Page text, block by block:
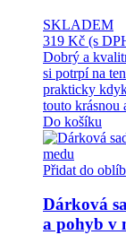
SKLADEM
319 Kč (s
Dobrý a
si potrpí na
prakticky
touto krásnou
Do košíku
Přidat do
Dárková
a pohyb v